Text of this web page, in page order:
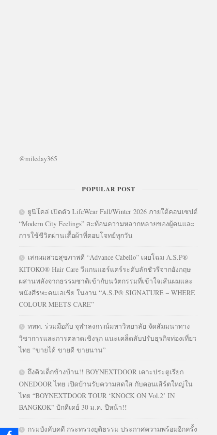
@mileday365
POPULAR POST
ยูนิโคล่ เปิดตัว LifeWear Fall/Winter 2026 ภายใต้คอนเซปต์
“Modern City Feelings” สะท้อนความหลากหลายของผู้คนและ
การใช้ชีวิตผ่านเสื้อผ้าที่ตอบโจทย์ทุกวัน
เสกผมสวยสุขภาพดี “Advance Cabello” เผยโฉม A.S.P®
KITOKO® Hair Care วีแกนแฮร์แคร์ระดับลักชัวรีจากอังกฤษ
ผสานพลังจากธรรมชาติเข้ากับนวัตกรรมที่เข้าใจเส้นผมและ
หนังศีรษะคนเอเชีย ในงาน “A.S.P® SIGNATURE – WHERE
COLOUR MEETS CARE”
ททท. ร่วมมือกับ จุฬาลงกรณ์มหาวิทยาลัย จัดสัมมนาทาง
วิชาการและการตลาดเชิงรุก แนะเคล็ดลับปรับธุรกิจท่องเที่ยว
ไทย “ขายได้ ขายดี ขายนาน”
ถึงคิวเด็กข้างบ้าน!! BOYNEXTDOOR เคาะประตูเรียก
ONEDOOR ไทย เปิดบ้านรับความสดใส กับคอนเสิร์ตใหญ่ใน
ไทย “BOYNEXTDOOR TOUR ‘KNOCK ON Vol.2’ IN
BANGKOK” ปักดีเดย์ 30 ม.ค. ปีหน้า!!
กรมบังคับคดี กระทรวงยุติธรรม ประกาศความพร้อมอีกครั้ง